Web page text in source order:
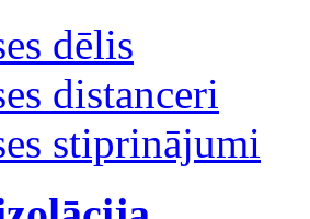
dēlis
distanceri
stiprinājumi